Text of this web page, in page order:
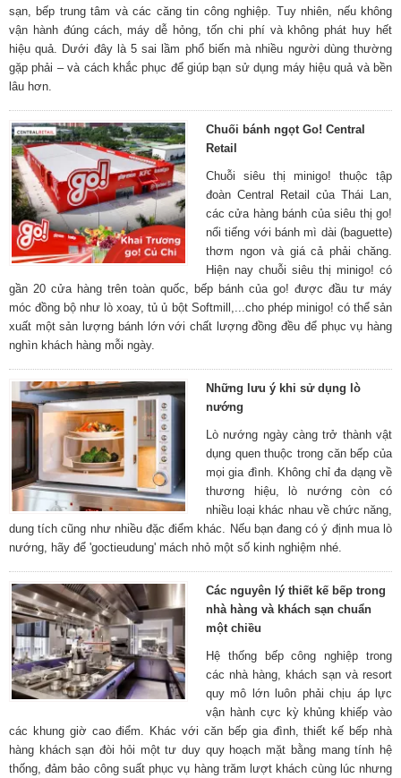
sạn, bếp trung tâm và các căng tin công nghiệp. Tuy nhiên, nếu không
vận hành đúng cách, máy dễ hỏng, tốn chi phí và không phát huy hết
hiệu quả. Dưới đây là 5 sai lầm phổ biến mà nhiều người dùng thường
gặp phải – và cách khắc phục để giúp bạn sử dụng máy hiệu quả và bền
lâu hơn.
Chuối bánh ngọt Go! Central
Retail
Chuỗi siêu thị minigo! thuộc tập
đoàn Central Retail của Thái Lan,
các cửa hàng bánh của siêu thị go!
nổi tiếng với bánh mì dài (baguette)
thơm ngon và giá cả phải chăng.
Hiện nay chuỗi siêu thị minigo! có
gần 20 cửa hàng trên toàn quốc, bếp bánh của go! được đầu tư máy
móc đồng bộ như lò xoay, tủ ủ bột Softmill,...cho phép minigo! có thể sản
xuất một sản lượng bánh lớn với chất lượng đồng đều để phục vụ hàng
nghìn khách hàng mỗi ngày.
Những lưu ý khi sử dụng lò
nướng
Lò nướng ngày càng trở thành vật
dụng quen thuộc trong căn bếp của
mọi gia đình. Không chỉ đa dạng về
thương hiệu, lò nướng còn có
nhiều loại khác nhau về chức năng,
dung tích cũng như nhiều đặc điểm khác. Nếu bạn đang có ý định mua lò
nướng, hãy để 'goctieudung' mách nhỏ một số kinh nghiệm nhé.
Các nguyên lý thiết kế bếp trong
nhà hàng và khách sạn chuẩn
một chiều
Hệ thống bếp công nghiệp trong
các nhà hàng, khách sạn và resort
quy mô lớn luôn phải chịu áp lực
vận hành cực kỳ khủng khiếp vào
các khung giờ cao điểm. Khác với căn bếp gia đình, thiết kế bếp nhà
hàng khách sạn đòi hỏi một tư duy quy hoạch mặt bằng mang tính hệ
thống, đảm bảo công suất phục vụ hàng trăm lượt khách cùng lúc nhưng